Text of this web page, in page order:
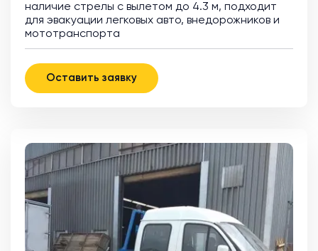
наличие стрелы с вылетом до 4.3 м, подходит
для эвакуации легковых авто, внедорожников и
мототранспорта
Оставить заявку